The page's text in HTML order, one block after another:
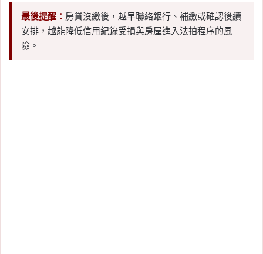
最後提醒： 房貸沒繳後，越早聯絡銀行、補繳或確認後續
安排，越能降低信用紀錄受損與房屋進入法拍程序的風
險。